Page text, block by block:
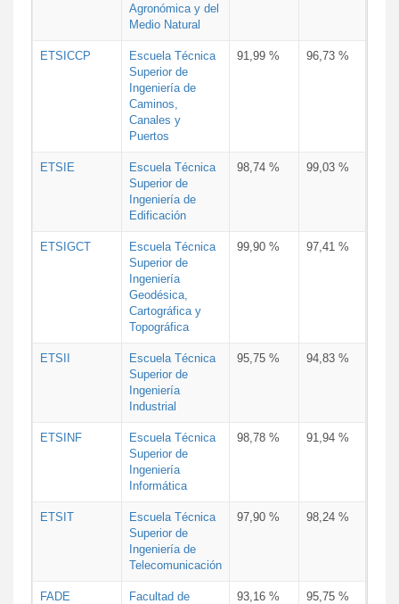
Agronómica y del
Medio Natural
ETSICCP
Escuela Técnica
Superior de
Ingeniería de
Caminos,
Canales y
Puertos
91,99 % 96,73 %
ETSIE
Escuela Técnica
Superior de
Ingeniería de
Edificación
98,74 % 99,03 %
ETSIGCT
Escuela Técnica
Superior de
Ingeniería
Geodésica,
Cartográfica y
Topográfica
99,90 % 97,41 %
ETSII
Escuela Técnica
Superior de
Ingeniería
Industrial
95,75 % 94,83 %
ETSINF
Escuela Técnica
Superior de
Ingeniería
Informática
98,78 % 91,94 %
ETSIT
Escuela Técnica
Superior de
Ingeniería de
Telecomunicación
97,90 % 98,24 %
FADE
Facultad de
93,16 % 95,75 %